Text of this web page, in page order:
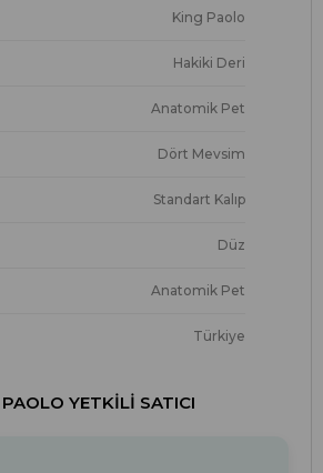
King Paolo
Hakiki Deri
Anatomik Pet
Dört Mevsim
Standart Kalıp
Düz
Anatomik Pet
Türkiye
YETKILI SATICI